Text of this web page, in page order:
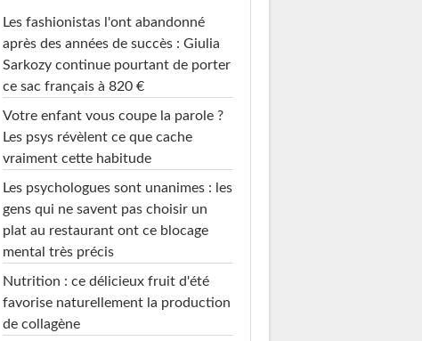
Les fashionistas l'ont abandonné
après des années de succès : Giulia
Sarkozy continue pourtant de porter
ce sac français à 820 €
Votre enfant vous coupe la parole ?
Les psys révèlent ce que cache
vraiment cette habitude
Les psychologues sont unanimes : les
gens qui ne savent pas choisir un
plat au restaurant ont ce blocage
mental très précis
Nutrition : ce délicieux fruit d'été
favorise naturellement la production
de collagène